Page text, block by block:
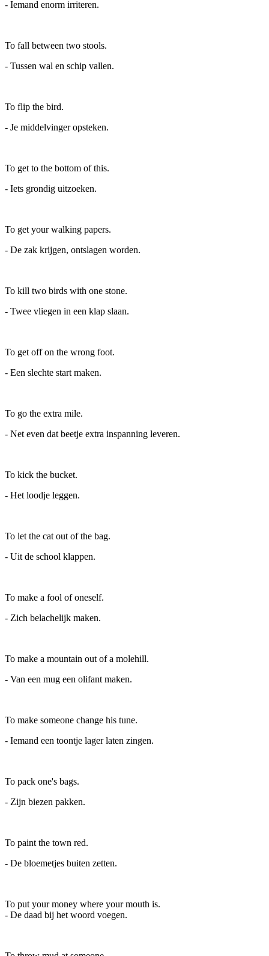
- Iemand enorm irriteren.
To fall between two stools.
- Tussen wal en schip vallen.
To flip the bird.
- Je middelvinger opsteken.
To get to the bottom of this.
- Iets grondig uitzoeken.
To get your walking papers.
- De zak krijgen, ontslagen worden.
To kill two birds with one stone.
- Twee vliegen in een klap slaan.
To get off on the wrong foot.
- Een slechte start maken.
To go the extra mile.
- Net even dat beetje extra inspanning leveren.
To kick the bucket.
- Het loodje leggen.
To let the cat out of the bag.
- Uit de school klappen.
To make a fool of oneself.
- Zich belachelijk maken.
To make a mountain out of a molehill.
- Van een mug een olifant maken.
To make someone change his tune.
- Iemand een toontje lager laten zingen.
To pack one's bags.
- Zijn biezen pakken.
To paint the town red.
- De bloemetjes buiten zetten.
To put your money where your mouth is.
- De daad bij het woord voegen.